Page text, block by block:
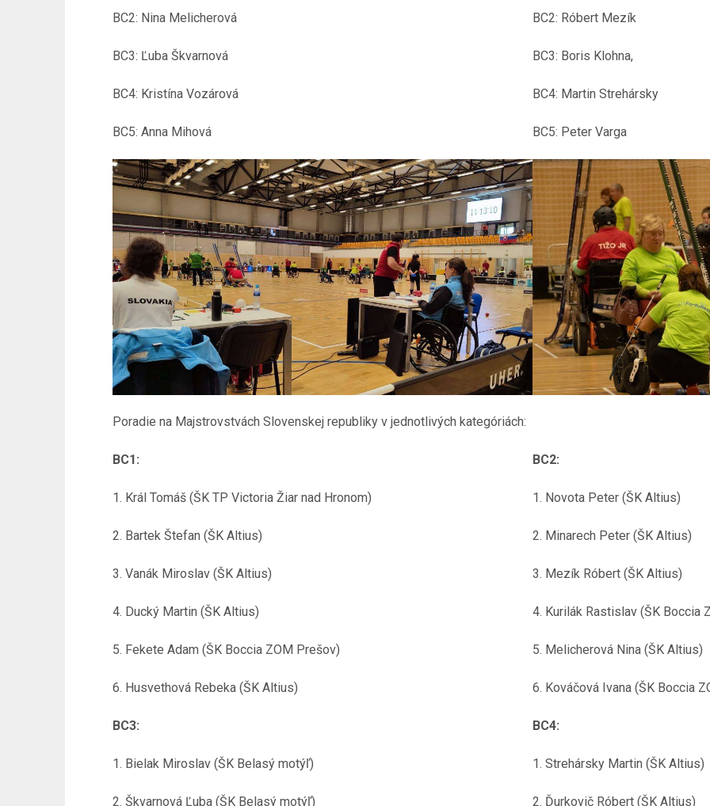
BC2: Nina Melicherová
BC3: Ľuba Škvarnová
BC4: Kristína Vozárová
BC5: Anna Mihová
BC2: Róbert Mezík
BC3: Boris Klohna,
BC4: Martin Strehársky
BC5: Peter Varga
Poradie na Majstrovstvách Slovenskej republiky v jednotlivých kategóriách:
BC1:
1. Král Tomáš (ŠK TP Victoria Žiar nad Hronom)
2. Bartek Štefan (ŠK Altius)
3. Vanák Miroslav (ŠK Altius)
4. Ducký Martin (ŠK Altius)
5. Fekete Adam (ŠK Boccia ZOM Prešov)
6. Husvethová Rebeka (ŠK Altius)
BC2:
1. Novota Peter (ŠK Altius)
2. Minarech Peter (ŠK Altius)
3. Mezík Róbert (ŠK Altius)
4. Kurilák Rastislav (ŠK Boccia
5. Melicherová Nina (ŠK Altius)
6. Kováčová Ivana (ŠK Boccia
BC3:
1. Bielak Miroslav (ŠK Belasý motýľ)
2. Škvarnová Ľuba (ŠK Belasý motýľ)
BC4:
1. Strehársky Martin (ŠK Altius)
2. Ďurkovič Róbert (ŠK Altius)